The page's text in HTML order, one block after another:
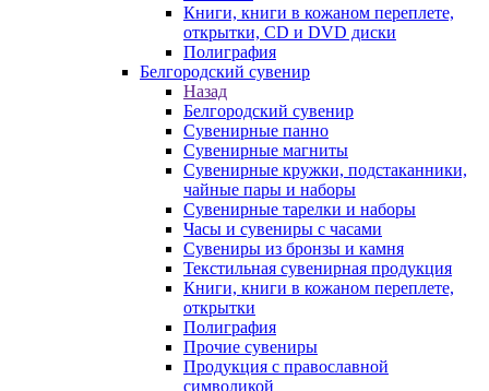
Книги, книги в кожаном переплете,
открытки, CD и DVD диски
Полиграфия
Белгородский сувенир
Назад
Белгородский сувенир
Сувенирные панно
Сувенирные магниты
Сувенирные кружки, подстаканники,
чайные пары и наборы
Сувенирные тарелки и наборы
Часы и сувениры с часами
Сувениры из бронзы и камня
Текстильная сувенирная продукция
Книги, книги в кожаном переплете,
открытки
Полиграфия
Прочие сувениры
Продукция с православной
символикой